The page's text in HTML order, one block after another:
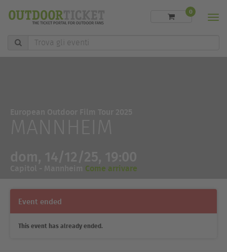
Trova
0
Come arrivare
Event ended
This event has already ended.